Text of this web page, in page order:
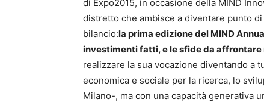
di Expo2015, in occasione della MIND
distretto che ambisce a diventare punto
bilancio:la prima edizione del MIND
investimenti fatti, e le sfide da affrontare
realizzare la sua vocazione diventando a
economica e sociale per la ricerca, lo
Milano-, ma con una capacità generativa